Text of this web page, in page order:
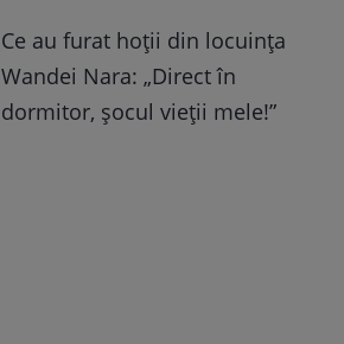
Ce au furat hoții din locuința
Wandei Nara: „Direct în
dormitor, șocul vieții mele!”